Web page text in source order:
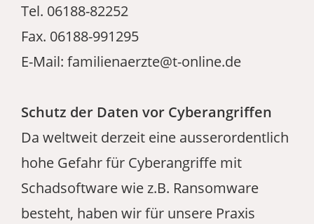
Tel. 06188-82252
Fax. 06188-991295
E-Mail: familienaerzte@t-online.de
Schutz der Daten vor Cyberangriffen
Da weltweit derzeit eine ausserordentlich
hohe Gefahr für Cyberangriffe mit
Schadsoftware wie z.B. Ransomware
besteht, haben wir für unsere Praxis